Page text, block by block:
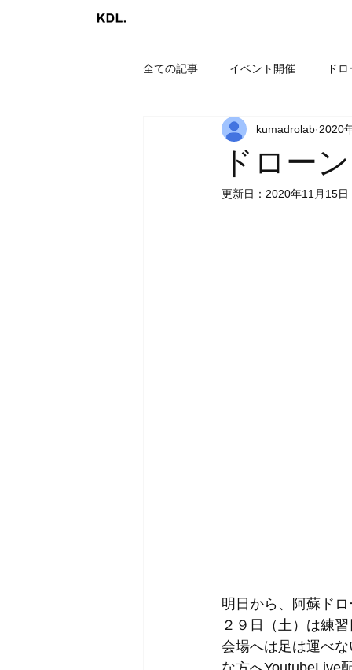
全ての記事 イベント開催 ド
ドロー
kumadrolab 2020
更新日： 2020年11月15日
明日から、阿蘇ド
２９日（土）は練
会場へは足は運べ